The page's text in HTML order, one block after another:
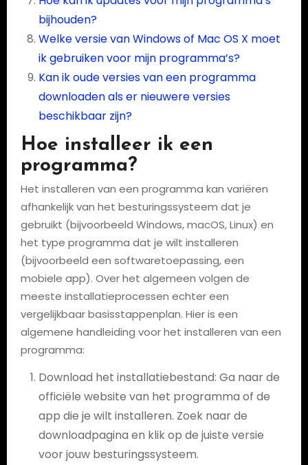
bijhouden?
Welke versie van Windows of Mac OS X moet
ik gebruiken voor mijn programma’s?
Kan ik oude versies van een programma
downloaden als er nieuwere versies
beschikbaar zijn?
Hoe installeer ik een
programma?
Het installeren van een programma kan variëren
afhankelijk van het besturingssysteem dat je
gebruikt (bijvoorbeeld Windows, macOS, Linux) en
het type programma dat je wilt installeren
(bijvoorbeeld een softwaretoepassing, een
mobiele app). Over het algemeen volgen de
meeste installatieprocessen echter een
vergelijkbaar basisstappenplan. Hier is een
algemene handleiding voor het installeren van een
programma:
Download het installatiebestand: Ga naar de
officiële website van het programma of de
app die je wilt installeren. Zoek naar de
downloadpagina en klik op de juiste versie
voor jouw besturingssysteem.